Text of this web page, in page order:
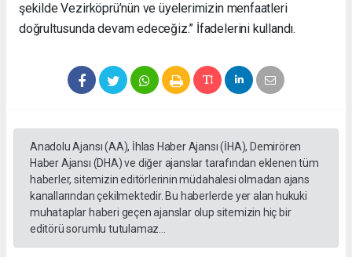
şekilde Vezirköprü’nün ve üyelerimizin menfaatleri
doğrultusunda devam edeceğiz.” İfadelerini kullandı.
Anadolu Ajansı (AA), İhlas Haber Ajansı (İHA), Demirören
Haber Ajansı (DHA) ve diğer ajanslar tarafından eklenen tüm
haberler, sitemizin editörlerinin müdahalesi olmadan ajans
kanallarından çekilmektedir. Bu haberlerde yer alan hukuki
muhataplar haberi geçen ajanslar olup sitemizin hiç bir
editörü sorumlu tutulamaz...